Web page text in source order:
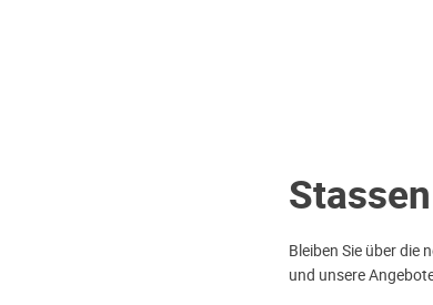
Bleiben Sie über die
und unsere